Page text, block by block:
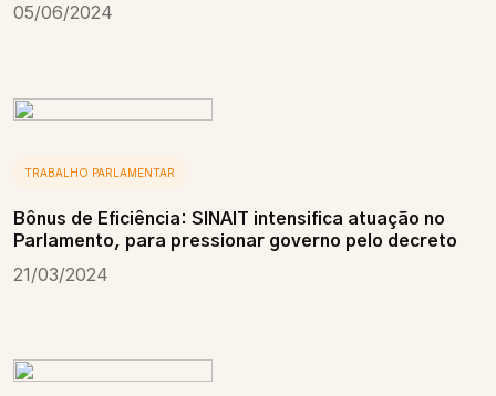
05/06/2024
TRABALHO PARLAMENTAR
Bônus de Eficiência: SINAIT intensifica atuação no
Parlamento, para pressionar governo pelo decreto
21/03/2024